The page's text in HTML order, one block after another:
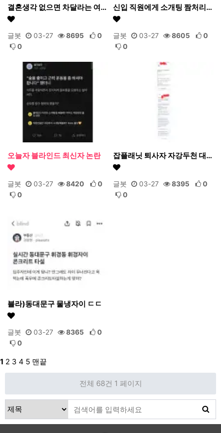
결혼생각 없으면 차달라는 여…
글봇 03-27 8695
0
0
신입 직원에게 소개팅 짬처리…
글봇 03-27 8605
0
0
오늘자 블라인드 최신자 논란
글봇 03-27 8420
0
0
잡플래닛 퇴사자 자강두천 대…
글봇 03-27 8395
0
0
블라)동대문구 물냉자이 ㄷㄷ
글봇 03-27 8365
0
0
1 2 3 4 5 맨끝
전체 68건 1 페이지